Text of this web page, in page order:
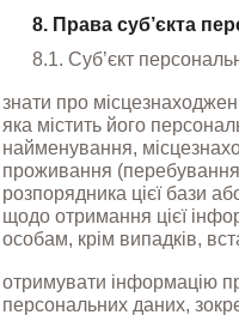
8. Права суб’єкта
8.1. Суб’єкт
знати про
яка містить його
найменування,
проживання
розпорядника цієї бази
щодо отримання цієї
особам, крім випадків,
отримувати інформацію
персональних даних,